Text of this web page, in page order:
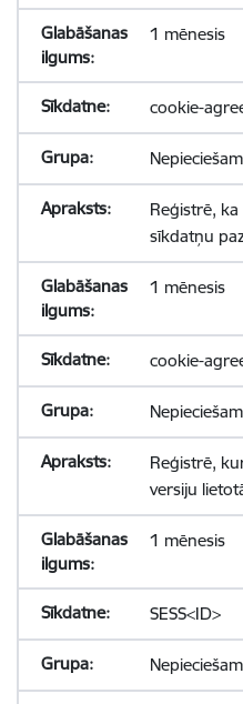
1 mēnesis
cookie-
Reģistrē,
sīkdatņu
1 mēnesis
cookie-
Reģistrē,
versiju
1 mēnesis
SESS<ID>